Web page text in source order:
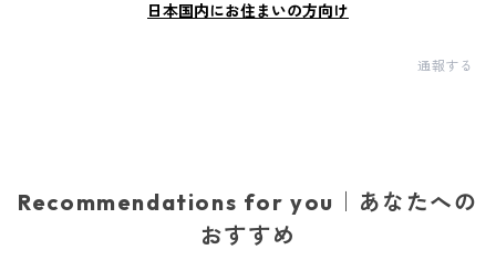
日本国内にお住まいの方向け
通報する
Recommendations for you｜あなたへの
おすすめ